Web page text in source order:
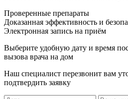
Проверенные препараты
Доказанная эффективность и
Электронная запись на приём
Выберите удобную дату и время
вызова врача на дом
Наш специалист перезвонит вам
подтвердить заявку